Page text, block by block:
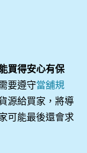
買得安心有保
要遵守當舖規
源給買家，將導
可能最後還會求